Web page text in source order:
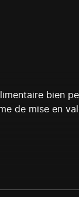
bien
de mise en